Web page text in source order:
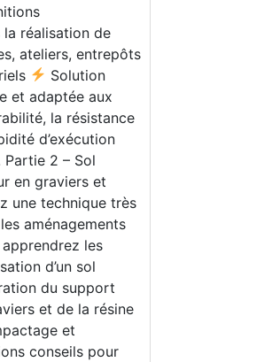
la réalisation de
ateliers, entrepôts
Solution
et adaptée aux
la résistance
d’exécution
Partie 2 – Sol
en graviers et
une technique très
aménagements
apprendrez les
d’un sol
du support
et de la résine
et
conseils pour